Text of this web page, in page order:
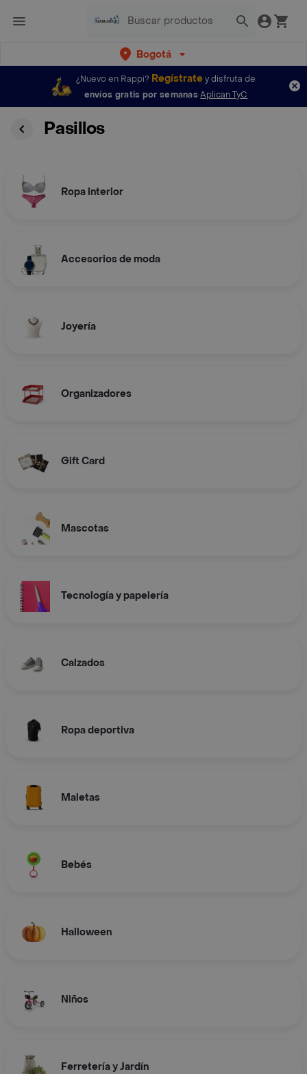
Bogotá
¿Nuevo en Rappi? Regístratey disfruta de
envíos gratis por semanas Aplican TyC
Pasillos
Ropa interior
Accesorios de moda
Joyería
Organizadores
Gift Card
Mascotas
Tecnología y papelería
Calzados
Ropa deportiva
Maletas
Bebés
Halloween
Niños
Ferretería y Jardín